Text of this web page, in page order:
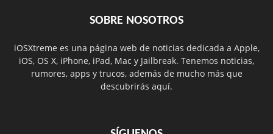
SOBRE NOSOTROS
iOSXtreme es una página web de noticias dedicada a Apple,
iOS, OS X, iPhone, iPad, Mac y Jailbreak. Tenemos noticias,
rumores, apps y trucos, además de mucho más que
descubrirás aquí.